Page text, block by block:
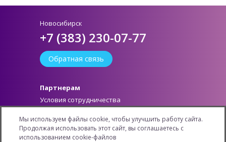
Новосибирск
+7 (383) 230-07-77
Обратная связь
Партнерам
Условия сотрудничества
Как стать партнером
Личный кабинет
Информация
Мы используем файлы cookie, чтобы улучшить работу сайта.
Продолжая использовать этот сайт, вы соглашаетесь с
использованием cookie-файлов